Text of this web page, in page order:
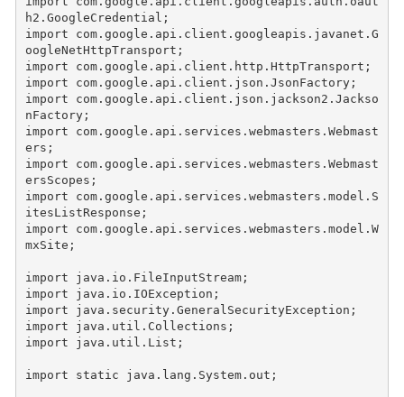
h2.GoogleCredential ;
import
com.google.api.client.googleapis.javanet.G
oogleNetHttpTransport ;
import
com.google.api.client.http.HttpTransport ;
import
com.google.api.client.json.JsonFactory;
import
com.google.api.client.json.jackson2.Jackso
nFactory;
import
com.google.api.services.webmasters.Webmast
ers ;
import
com.google.api.services.webmasters.Webmast
ersScopes ;
import
com.google.api.services.webmasters.model.S
itesListResponse ;
import
com.google.api.services.webmasters.model.W
mxSite ;
import java.io.FileInputStream;
import
java.io.IOException ;
import
java.security.GeneralSecurityException ;
import
java.util.Collections ;
import
java.util.List ;
import static java.lang.System.out ;